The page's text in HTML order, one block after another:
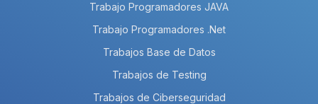
Trabajo Programadores JAVA
Trabajo Programadores .Net
Trabajos Base de Datos
Trabajos de Testing
Trabajos de Ciberseguridad